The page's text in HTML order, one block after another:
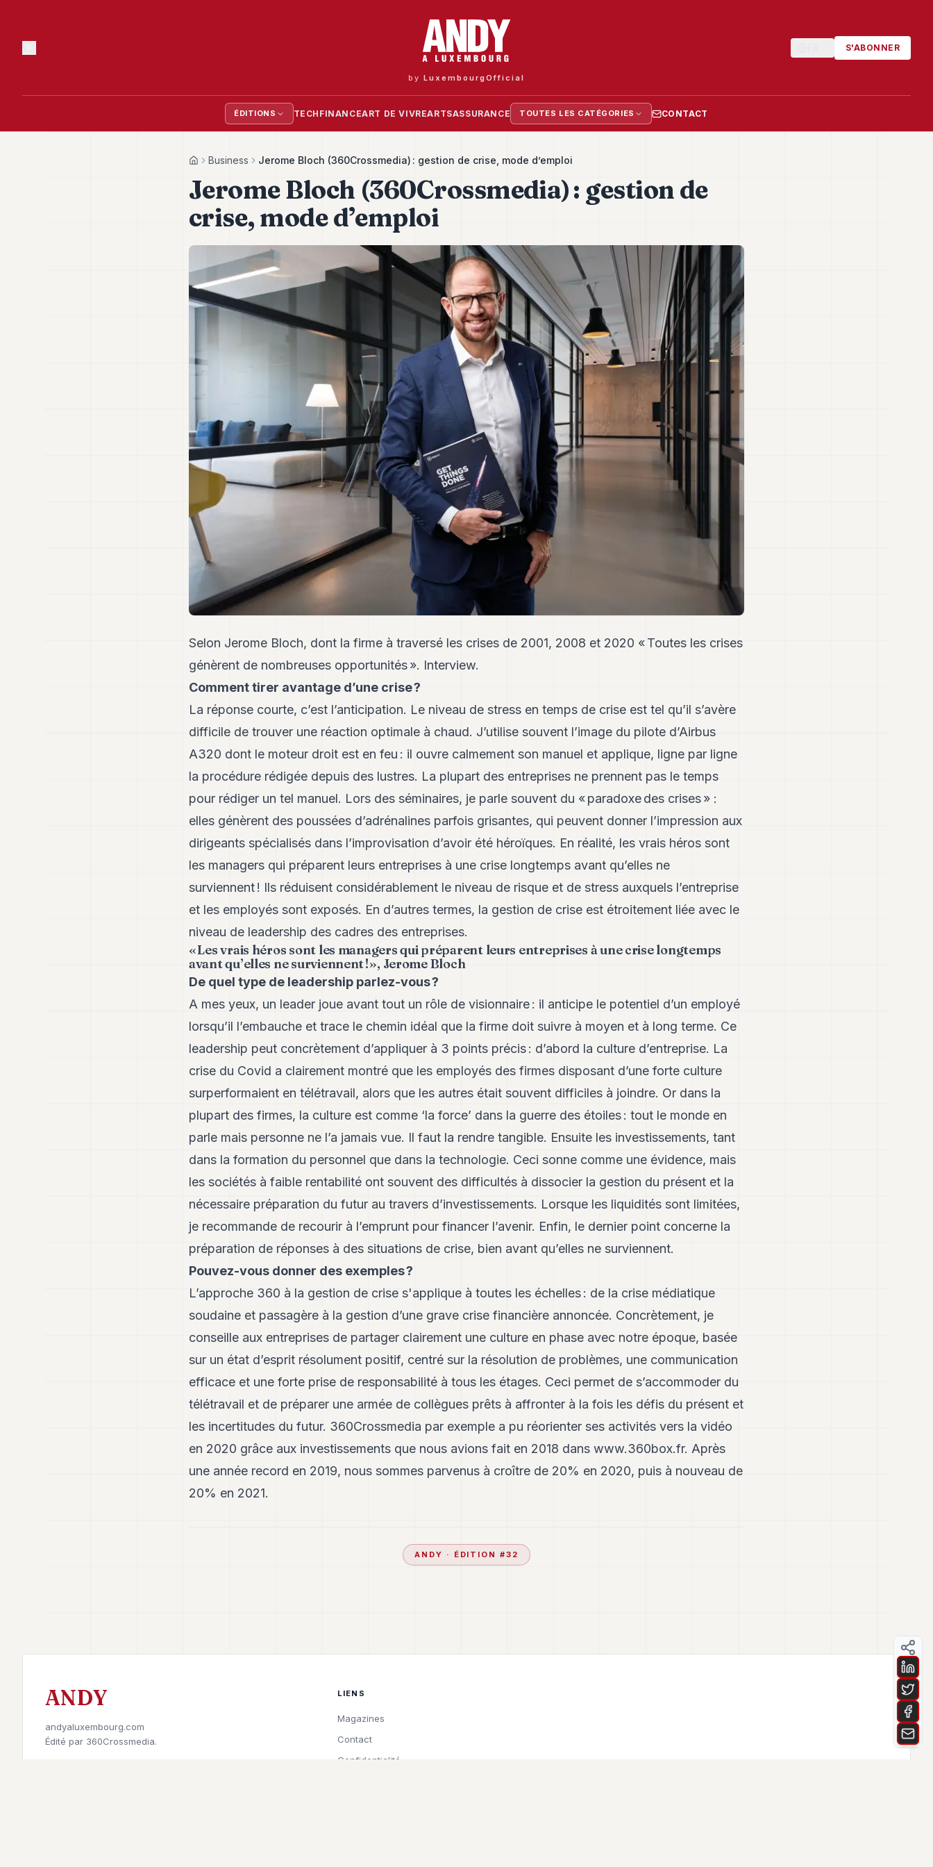
byLuxembourgOfficial
S'ABONNER
ÉDITIONS TECH FINANCEART DE VIVREARTSASSURANCE TOUTES LES CATÉGORIES CONTACT
HomeBusiness Jerome Bloch (360Crossmedia) : gestion de crise, mode d’emploi
Jerome Bloch (360Crossmedia) : gestion de
crise, mode d’emploi
Selon Jerome Bloch, dont la firme à traversé les crises de 2001, 2008 et 2020 « Toutes les crises
génèrent de nombreuses opportunités ». Interview.
Comment tirer avantage d’une crise ?
La réponse courte, c’est l’anticipation. Le niveau de stress en temps de crise est tel qu’il s’avère
difficile de trouver une réaction optimale à chaud. J’utilise souvent l’image du pilote d’Airbus
A320 dont le moteur droit est en feu : il ouvre calmement son manuel et applique, ligne par ligne
la procédure rédigée depuis des lustres. La plupart des entreprises ne prennent pas le temps
pour rédiger un tel manuel. Lors des séminaires, je parle souvent du « paradoxe des crises » :
elles génèrent des poussées d’adrénalines parfois grisantes, qui peuvent donner l’impression aux
dirigeants spécialisés dans l’improvisation d’avoir été héroïques. En réalité, les vrais héros sont
les managers qui préparent leurs entreprises à une crise longtemps avant qu’elles ne
surviennent ! Ils réduisent considérablement le niveau de risque et de stress auxquels l’entreprise
et les employés sont exposés. En d’autres termes, la gestion de crise est étroitement liée avec le
niveau de leadership des cadres des entreprises.
« Les vrais héros sont les managers qui préparent leurs entreprises à une crise longtemps
avant qu’elles ne surviennent ! », Jerome Bloch
De quel type de leadership parlez-vous ?
A mes yeux, un leader joue avant tout un rôle de visionnaire : il anticipe le potentiel d’un employé
lorsqu’il l’embauche et trace le chemin idéal que la firme doit suivre à moyen et à long terme. Ce
leadership peut concrètement d’appliquer à 3 points précis : d’abord la culture d’entreprise. La
crise du Covid a clairement montré que les employés des firmes disposant d’une forte culture
surperformaient en télétravail, alors que les autres était souvent difficiles à joindre. Or dans la
plupart des firmes, la culture est comme ‘la force’ dans la guerre des étoiles : tout le monde en
parle mais personne ne l’a jamais vue. Il faut la rendre tangible. Ensuite les investissements, tant
dans la formation du personnel que dans la technologie. Ceci sonne comme une évidence, mais
les sociétés à faible rentabilité ont souvent des difficultés à dissocier la gestion du présent et la
nécessaire préparation du futur au travers d’investissements. Lorsque les liquidités sont limitées,
je recommande de recourir à l’emprunt pour financer l’avenir. Enfin, le dernier point concerne la
préparation de réponses à des situations de crise, bien avant qu’elles ne surviennent.
Pouvez-vous donner des exemples ?
L’approche 360 à la gestion de crise s'applique à toutes les échelles : de la crise médiatique
soudaine et passagère à la gestion d’une grave crise financière annoncée. Concrètement, je
conseille aux entreprises de partager clairement une culture en phase avec notre époque, basée
sur un état d’esprit résolument positif, centré sur la résolution de problèmes, une communication
efficace et une forte prise de responsabilité à tous les étages. Ceci permet de s’accommoder du
télétravail et de préparer une armée de collègues prêts à affronter à la fois les défis du présent et
les incertitudes du futur. 360Crossmedia par exemple a pu réorienter ses activités vers la vidéo
en 2020 grâce aux investissements que nous avions fait en 2018 dans www.360box.fr. Après
une année record en 2019, nous sommes parvenus à croître de 20% en 2020, puis à nouveau de
20% en 2021.
ANDY · ÉDITION #32
ANDY
andyaluxembourg.com
Édité par 360Crossmedia.
LIENS
Magazines
Contact
Confidentialité